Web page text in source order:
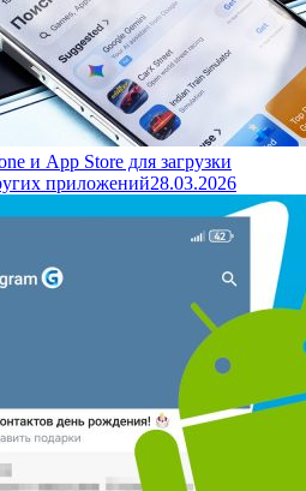
и App Store для загрузки
приложений28.03.2026